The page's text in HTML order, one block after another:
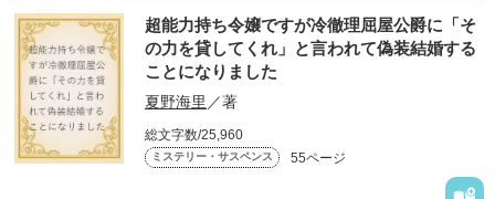
幼児教室で出会った、奈美、杏子、真琴。
３人は日々の子育てのことや日常のことをブログに綴っていく
大学二年の冬のこと
｢久しぶり。いやぁ、脱獄するのに苦労したよ｣
爽やかに語る囚人
超能力持ち令嬢ですが冷徹理屈屋公爵に「そ
の力を貸してくれ」と言われて偽装結婚する
ことになりました
夏野海里 ／著
総文字数/25,960
ミステリー・サスペンス 55ページ